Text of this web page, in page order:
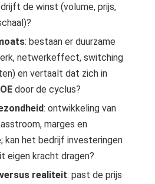
de winst (volume, prijs,
: bestaan er duurzame
netwerkeffect, switching
en vertaalt dat zich in
door de cyclus?
: ontwikkeling van
marges en
kan het bedrijf investeringen
eigen kracht dragen?
realiteit: past de prijs